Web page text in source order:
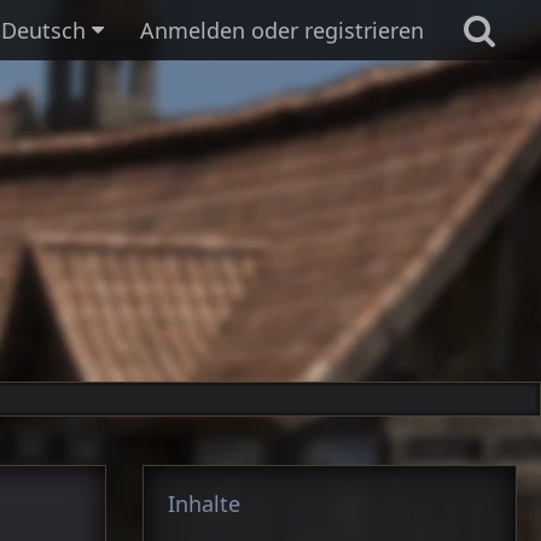
Deutsch Anmelden oder registrieren
Inhalte